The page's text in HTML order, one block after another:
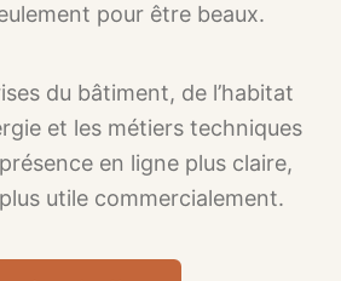
pour être beaux.
du bâtiment, de l’habitat
et les métiers techniques
en ligne plus claire,
utile commercialement.